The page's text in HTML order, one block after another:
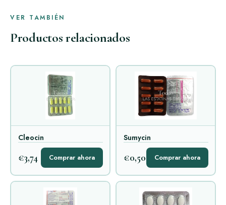
VER TAMBIÉN
Productos relacionados
Cleocin
€3,74 Comprar ahora
Sumycin
€0,50 Comprar ahora